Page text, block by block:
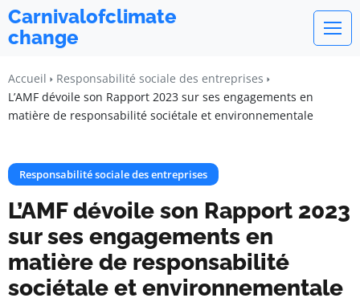
Carnivalofclimate
change
Accueil
Responsabilité sociale des entreprises
L’AMF dévoile son Rapport 2023 sur ses engagements en
matière de responsabilité sociétale et environnementale
Responsabilité sociale des entreprises
L’AMF dévoile son Rapport 2023
sur ses engagements en
matière de responsabilité
sociétale et environnementale